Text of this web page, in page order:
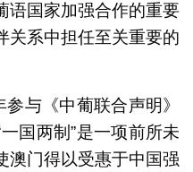
语国家加强合作的重要
关系中担任至关重要的
与《中葡联合声明》
国两制”是一项前所未
澳门得以受惠于中国强